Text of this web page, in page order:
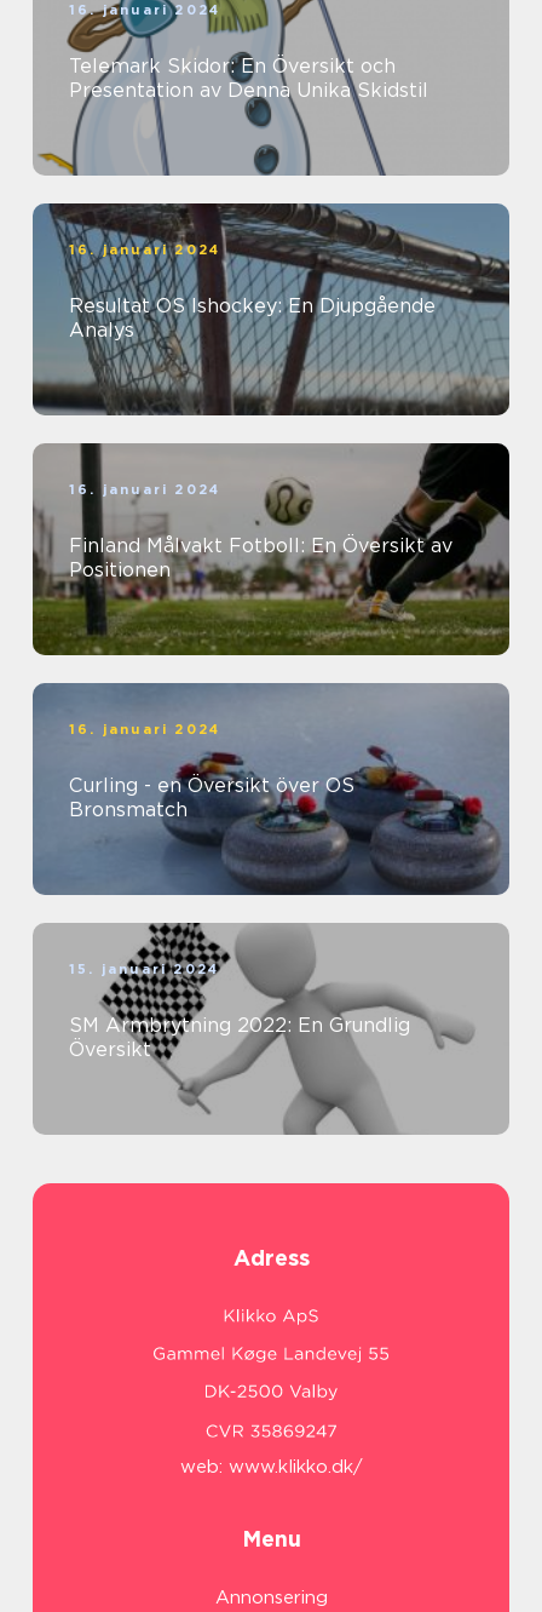
16. januari 2024
Telemark Skidor: En Översikt och
Presentation av Denna Unika Skidstil
16. januari 2024
Resultat OS Ishockey: En Djupgående
Analys
16. januari 2024
Finland Målvakt Fotboll: En Översikt av
Positionen
16. januari 2024
Curling - en Översikt över OS
Bronsmatch
15. januari 2024
SM Armbrytning 2022: En Grundlig
Översikt
Adress
web: www.klikko.dk/
Menu
Annonsering